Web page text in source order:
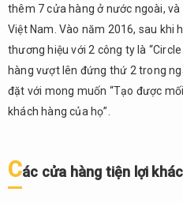
ở cửa
hàng
2.2.
động
trong
giờ
thêm 7 cửa hàng ở nước ngoài,
Việt Nam. Vào năm 2016, sau khi
thương hiệu với 2 công ty là
hàng vượt lên đứng thứ 2 trong
đặt với mong muốn “Tạo được
khách hàng của họ”.
Các cửa hàng tiện lợi khác